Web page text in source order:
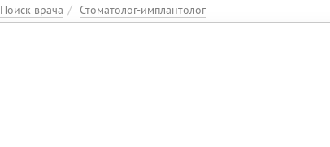
Поиск врача Стоматолог-имплантолог